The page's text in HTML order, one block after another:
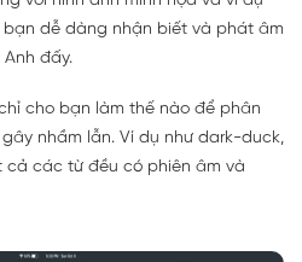
dễ dàng nhận biết và phát âm
đấy.
cho bạn làm thế nào để phân
nhầm lẫn. Ví dụ như dark-duck,
các từ đều có phiên âm và